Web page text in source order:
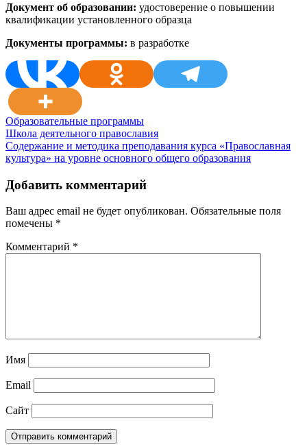
Документ об образовании: удостоверение о повышении
квалификации установленного образца
Документы программы: в разработке
Образовательные программы
Навигация
по
Школа деятельного православия
Содержание и методика преподавания курса «Православная
культура» на уровне основного общего образования
Добавить комментарий
Ваш адрес email не будет опубликован. Обязательные поля
помечены *
Комментарий *
Имя
Email
Сайт